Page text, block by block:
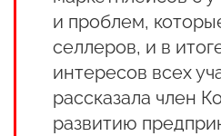
и проблем,
селлеров, и в
интересов всех
рассказала член
развитию